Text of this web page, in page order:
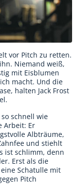
vor Pitch zu retten.
Niemand weiß,
mit Eisblumen
macht. Und die
halten Jack Frost
schnell wie
Arbeit: Er
Albträume,
und stiehlt
ist schlimm, denn
Erst als die
eine Schatulle mit
Pitch